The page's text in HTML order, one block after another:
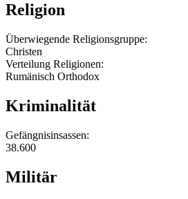
Religion
Überwiegende Religionsgruppe:
Christen
Verteilung Religionen:
Rumänisch Orthodox
Kriminalität
Gefängnisinsassen:
38.600
Militär